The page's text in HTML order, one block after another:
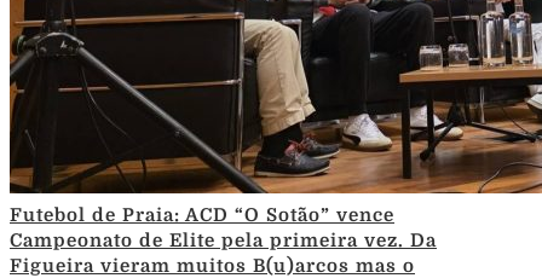
Futebol de Praia: ACD “O Sotão” vence
Campeonato de Elite pela primeira vez. Da
Figueira vieram muitos B(u)arcos mas o